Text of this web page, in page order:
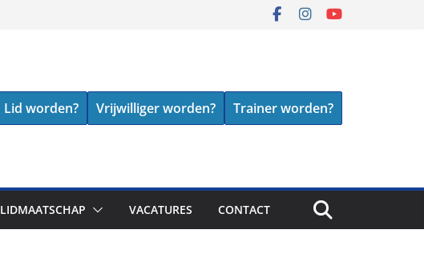
Lid worden? Vrijwilliger worden? Trainer worden?
LIDMAATSCHAP VACATURES CONTACT